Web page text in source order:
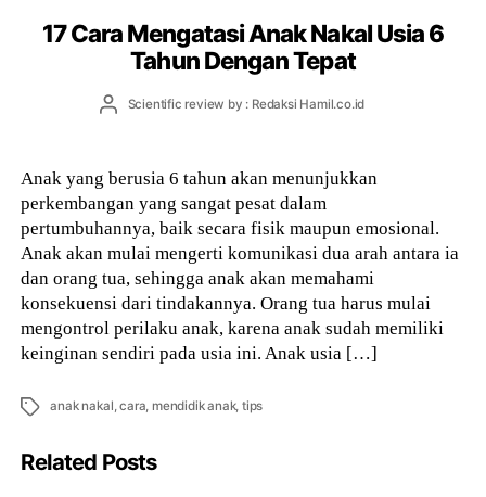
17 Cara Mengatasi Anak Nakal Usia 6
Tahun Dengan Tepat
PostScientific review by : Redaksi Hamil.co.id
Anak yang berusia 6 tahun akan menunjukkan
perkembangan yang sangat pesat dalam
pertumbuhannya, baik secara fisik maupun emosional.
Anak akan mulai mengerti komunikasi dua arah antara ia
dan orang tua, sehingga anak akan memahami
konsekuensi dari tindakannya. Orang tua harus mulai
mengontrol perilaku anak, karena anak sudah memiliki
keinginan sendiri pada usia ini. Anak usia […]
Tags anak nakal,cara, mendidik anak, tips
Related Posts